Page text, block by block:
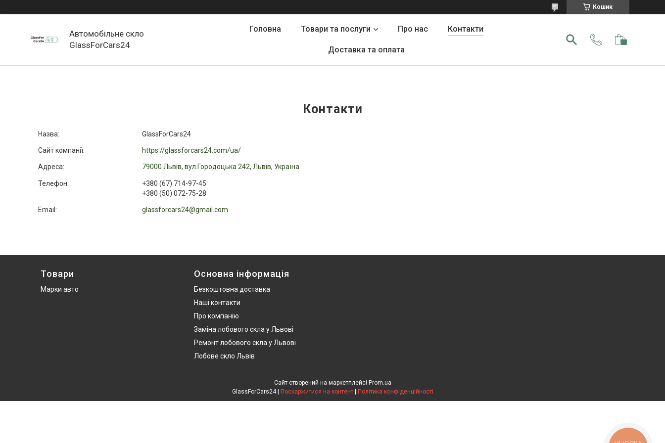
Кошик
Автомобільне скло
GlassForCars24
Головна Товари та послуги Про нас Контакти
Доставка та оплата
Контакти
GlassForCars24
https://glassforcars24.com/ua/
79000 Львів, вул.Городоцька 242, Львів, Україна
+380 (67) 714-97-45
+380 (50) 072-75-28
glassforcars24@gmail.com
Товари
Марки авто
Основна інформація
Безкоштовна доставка
Наші контакти
Про компанію
Заміна лобового скла у Львові
Ремонт лобового скла у Львові
Лобове скло Львів
Сайт створений на маркетплейсі Prom.ua
Поскаржитися на контент Політика конфіденційності